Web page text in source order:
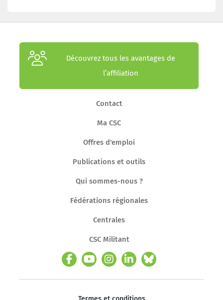
Découvrez tous les avantages de
l’affiliation
Contact
Ma CSC
Offres d'emploi
Publications et outils
Qui sommes-nous ?
Fédérations régionales
Centrales
CSC Militant